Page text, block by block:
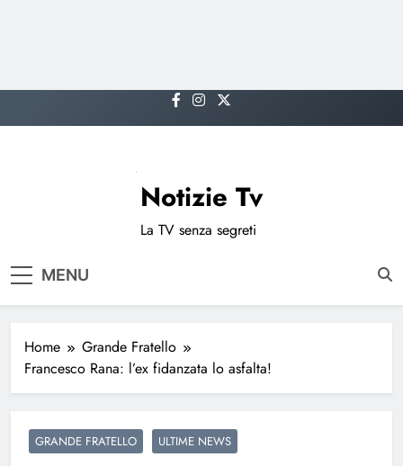
to
Notizie Tv
La TV senza segreti
MENU
Home
Grande Fratello
Francesco Rana: l’ex fidanzata lo asfalta!
GRANDE FRATELLO ULTIME NEWS